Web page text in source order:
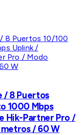
/ 8 Puertos
1000 Mbps
Hik-Partner Pro /
/ 60 W